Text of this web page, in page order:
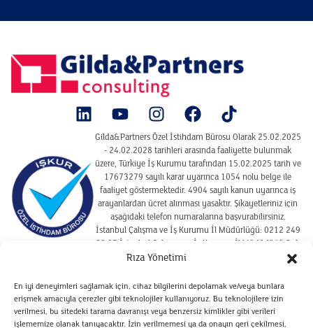
Rıza Yönetimi
En iyi deneyimleri sağlamak için, cihaz bilgilerini depolamak ve/veya bunlara
erişmek amacıyla çerezler gibi teknolojiler kullanıyoruz. Bu teknolojilere izin
verilmesi, bu sitedeki tarama davranışı veya benzersiz kimlikler gibi verileri
işlememize olanak tanıyacaktır. İzin verilmemesi ya da onayın geri çekilmesi,
Gilda&Partners Özel İstihdam Bürosu Olarak 25.02.2025
- 24.02.2028 tarihleri arasında faaliyette bulunmak
üzere, Türkiye İş Kurumu tarafından 15.02.2025 tarih ve
17673279 sayılı karar uyarınca 1054 nolu belge ile
faaliyet göstermektedir. 4904 sayılı kanun uyarınca iş
arayanlardan ücret alınması yasaktır. Şikayetleriniz için
aşağıdaki telefon numaralarına başvurabilirsiniz.
İstanbul Çalışma ve İş Kurumu İl Müdürlüğü: 0212 249
29 87 İstanbul Çalışma ve İş Kurumu İl Müdürlüğü Şişli
Hizmet Merkezi : 02122910925
SITE KULLANIM KOŞULLARI
ÇEREZ POLITIKASI